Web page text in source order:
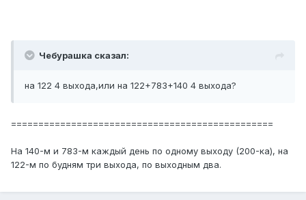
Чебурашка сказал:
на 122 4 выхода,или на 122+783+140 4 выхода?
================================================
На 140-м и 783-м каждый день по одному выходу (200-ка), на
122-м по будням три выхода, по выходным два.